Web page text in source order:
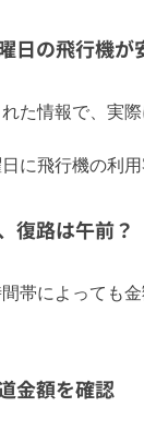
日の飛行機が
た情報で、実
に飛行機の利
復路は午前？
帯によっても
金額を確認